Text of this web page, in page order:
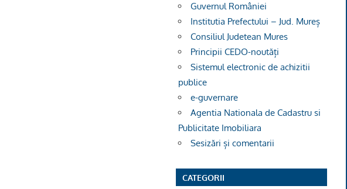
Guvernul României
Institutia Prefectului – Jud. Mureș
Consiliul Judetean Mures
Principii CEDO-noutăți
Sistemul electronic de achizitii
publice
e-guvernare
Agentia Nationala de Cadastru si
Publicitate Imobiliara
Sesizări și comentarii
CATEGORII